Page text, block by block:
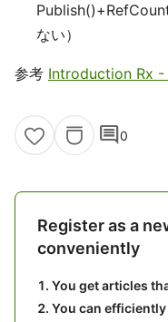
ない）
参考 Introduction Rx
comment0
Register as a
conveniently
You get articles
You can